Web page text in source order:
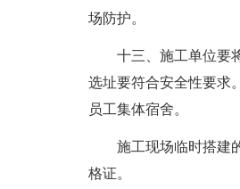
场防护。
十三、施工单位要将
选址要符合安全性要求
员工集体宿舍。
施工现场临时搭建的
格证。